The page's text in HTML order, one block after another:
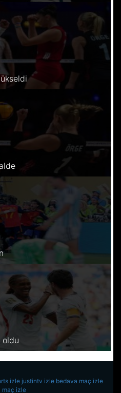
oldu
izle justintv izle bedava maç izle
maç izle